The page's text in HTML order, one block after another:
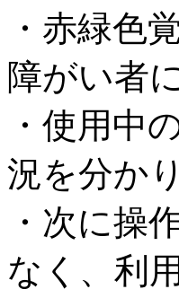
・赤緑色
障がい者
・使用中
況を分か
・次に操
なく、利